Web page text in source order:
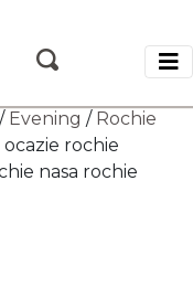
/ Evening / Rochie
rochie
nasa rochie